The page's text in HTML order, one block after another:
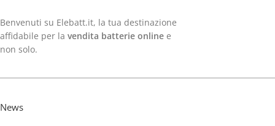
Benvenuti su Elebatt.it, la tua destinazione
affidabile per la vendita batterie online e
non solo.
News